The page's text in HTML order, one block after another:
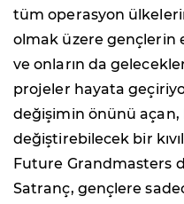
tüm operasyon
olmak üzere gençlerin
ve onların da
projeler hayata
değişimin önünü açan,
değiştirebilecek bir
Future Grandmasters
Satranç, gençlere